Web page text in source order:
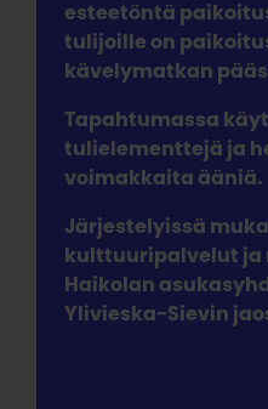
esteetöntä
tulijoille on
kävelymatkan
Tapahtumassa
tulielementtejä ja
voimakkaita ääniä.
Järjestelyissä
kulttuuripalvelut ja
Haikolan
Ylivieska-Sievin